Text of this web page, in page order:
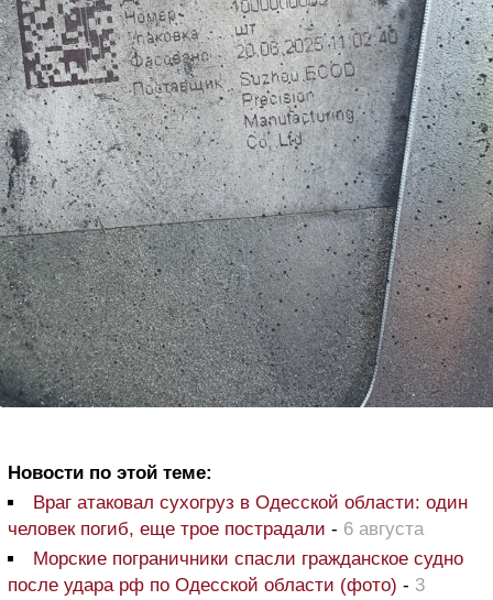
Новости по этой теме:
Враг атаковал сухогруз в Одесской области: один
человек погиб, еще трое пострадали - 6 августа
Морские пограничники спасли гражданское судно
после удара рф по Одесской области (фото) - 3